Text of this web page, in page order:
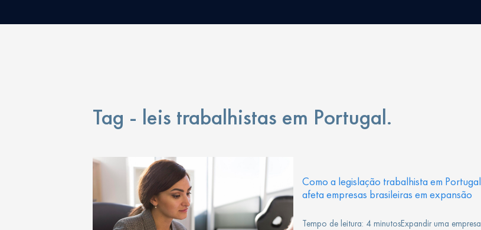
Tag - leis trabalhistas em Portugal.
Como a legislação trabalhista em Portugal
afeta empresas brasileiras em expansão
Tempo de leitura: 4 minutosExpandir uma empresa